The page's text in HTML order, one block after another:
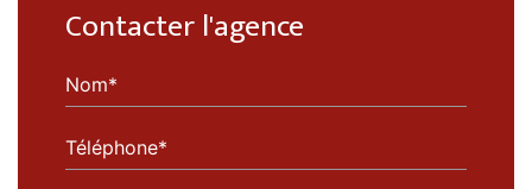
Contacter l'agence
Nom*
Téléphone*